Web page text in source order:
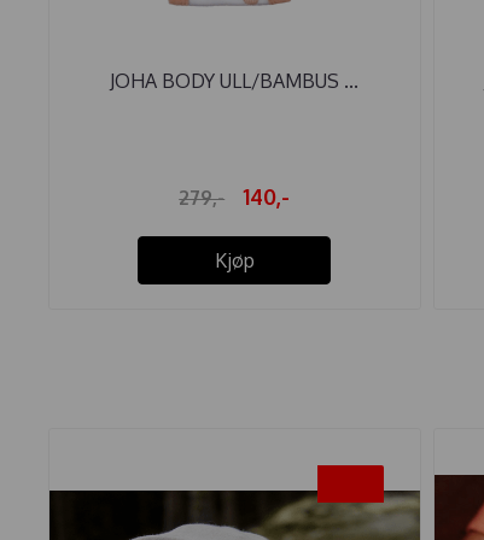
JOHA BODY ULL/BAMBUS ...
279,- 140,-
Kjøp